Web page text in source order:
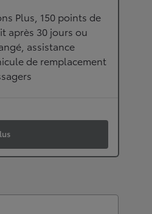
Plus, 150 points de
après 30 jours ou
assistance
de remplacement